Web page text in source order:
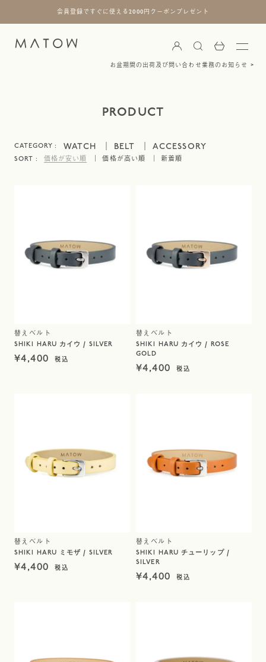
会員登録ですぐに使える2000円クーポンプレゼント
お盆期間の出荷及び問い合わせ業務のお知らせ
PRODUCT
WATCH BELT ACCESSORY
価格が安い順 価格が高い順 新着順
替えベルト
SHIKI HARU カイウ / SILVER
¥4,400
替えベルト
SHIKI HARU カイウ / ROSE
GOLD
¥4,400
替えベルト
SHIKI HARU ミモザ / SILVER
¥4,400
替えベルト
SHIKI HARU チューリップ /
SILVER
¥4,400